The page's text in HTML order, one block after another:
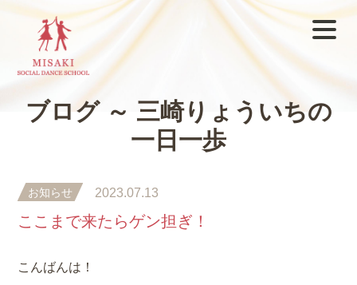
ブログ ～ 三崎りょういちの
一日一歩
お知らせ 2023.07.13
ここまで来たらゲン担ぎ！
こんばんは！